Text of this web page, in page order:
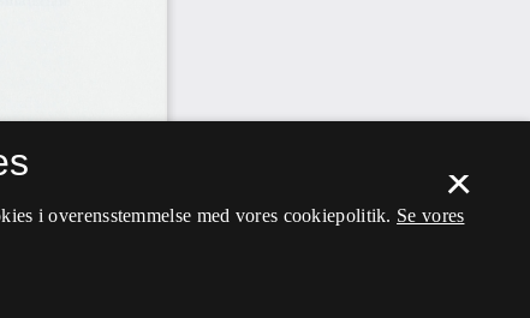
×
i overensstemmelse med vores cookiepolitik. Se vores